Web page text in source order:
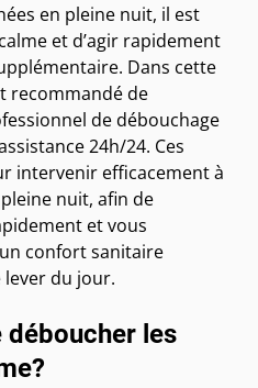
en pleine nuit, il est
et d’agir rapidement
Dans cette
recommandé de
de débouchage
24h/24. Ces
intervenir efficacement à
nuit, afin de
et vous
confort sanitaire
du jour.
les